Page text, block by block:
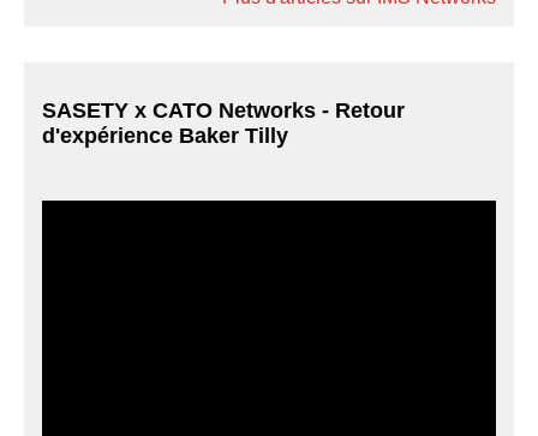
SASETY x CATO Networks - Retour
d'expérience Baker Tilly